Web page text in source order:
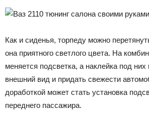
Как и сиденья, торпеду можно
она приятного светлого цвета. На
меняется подсветка, а наклейка под
внешний вид и придать свежести
доработкой может стать установка
переднего пассажира.